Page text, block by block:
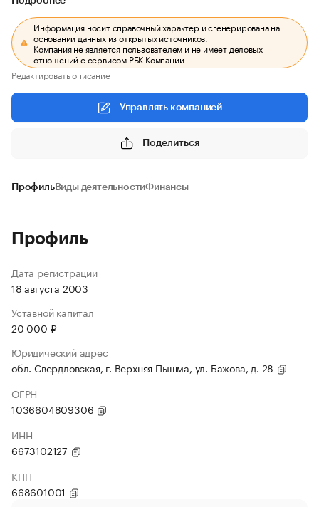
Информация носит справочный характер и сгенерирована на
основании данных из открытых источников.
Компания не является пользователем и не имеет деловых
отношений с сервисом РБК Компании.
Редактировать описание
Управлять компанией
Поделиться
ПрофильВиды деятельностиФинансы
Профиль
Дата регистрации
18 августа 2003
Уставной капитал
20 000 ₽
Юридический адрес
обл. Свердловская, г. Верхняя Пышма, ул. Бажова, д. 28
ОГРН
1036604809306
ИНН
6673102127
КПП
668601001